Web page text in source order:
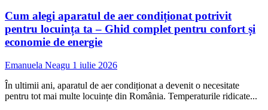
Cum alegi aparatul de aer condiționat potrivit
pentru locuința ta – Ghid complet pentru confort și
economie de energie
Emanuela Neagu 1 iulie 2026
În ultimii ani, aparatul de aer condiționat a devenit o necesitate
pentru tot mai multe locuințe din România. Temperaturile ridicate...